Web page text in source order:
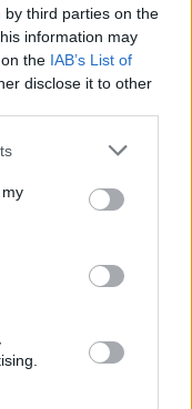
third parties on the
information may
the IAB’s List of
disclose it to other